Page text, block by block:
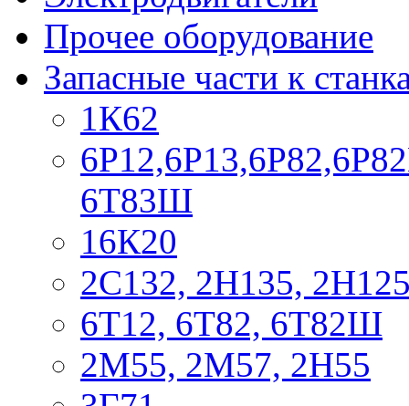
Прочее оборудование
Запасные части к
1К62
6Т83Ш
16К20
2С132, 2Н135,
6Т12, 6Т82, 6Т82Ш
2М55, 2М57, 2Н55